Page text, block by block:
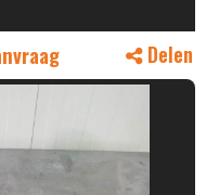
Delen